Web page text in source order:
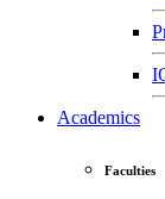
Academics
Faculties